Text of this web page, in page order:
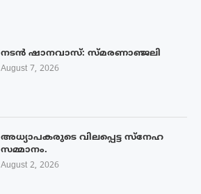
നടൻ ഷാനവാസ്: സ്മരണാഞ്ജലി
August 7, 2026
അധ്യാപകരുടെ വിലപ്പെട്ട സ്നേഹ
സമ്മാനം.
August 2, 2026